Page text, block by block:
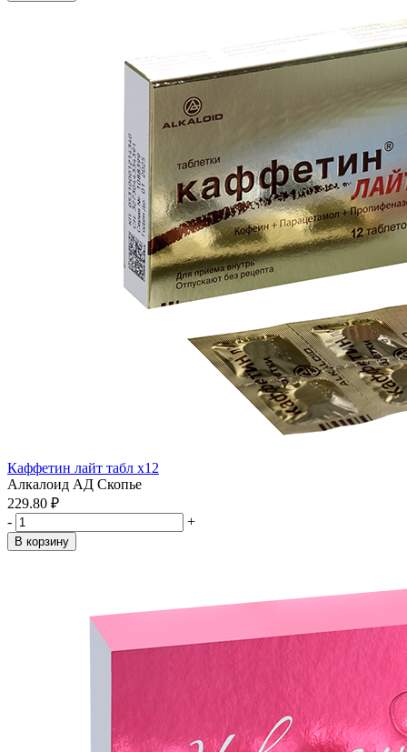
Каффетин лайт табл x12
Алкалоид АД Скопье
229.80 ₽
-
+
В корзину